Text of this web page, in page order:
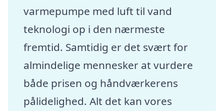
varmepumpe med luft til vand
teknologi op i den nærmeste
fremtid. Samtidig er det svært for
almindelige mennesker at vurdere
både prisen og håndværkerens
pålidelighed. Alt det kan vores